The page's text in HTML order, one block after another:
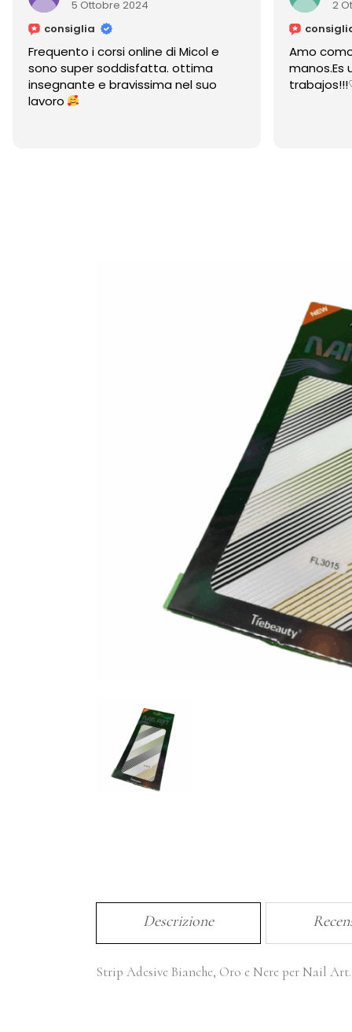
5 Ottobre 2024
consiglia
Frequento i corsi online di Micol e
sono super soddisfatta. ottima
insegnante e bravissima nel suo
lavoro
2
Amo
manos.Es
Descrizione
Strip Adesive Bianche, Oro e Nere per Nail Art.